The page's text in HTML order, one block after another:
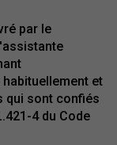
par le
et
qui sont confiés
4 du Code